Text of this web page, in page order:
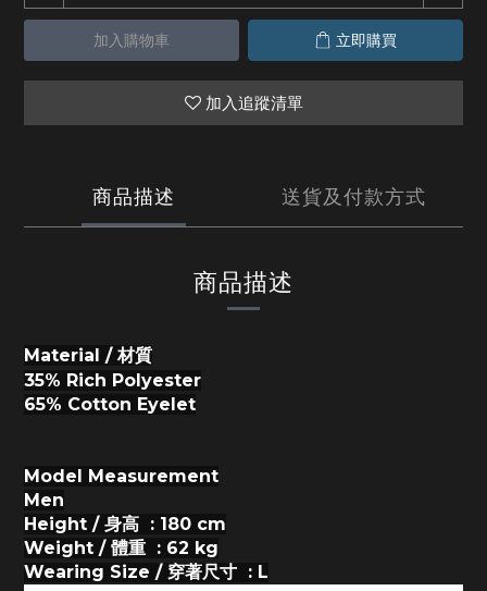
加入購物車 立即購買
加入追蹤清單
商品描述 送貨及付款方式
商品描述
Material / 材質
35% Rich Polyester
65% Cotton Eyelet
Model Measurement
Men
Height / 身高 : 180 cm
Weight / 體重 : 62 kg
Wearing Size / 穿著尺寸 : L